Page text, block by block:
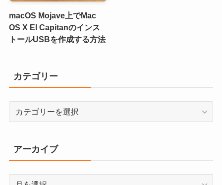
macOS Mojave上でMac
OS X El Capitanのインス
トールUSBを作成する方法
カテゴリー
リ
ー
アーカイブ